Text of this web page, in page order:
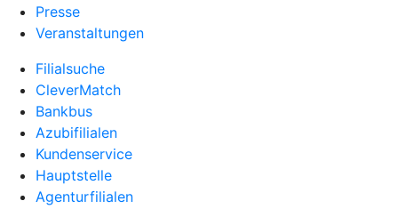
Presse
Veranstaltungen
Filialsuche
CleverMatch
Bankbus
Azubifilialen
Kundenservice
Hauptstelle
Agenturfilialen